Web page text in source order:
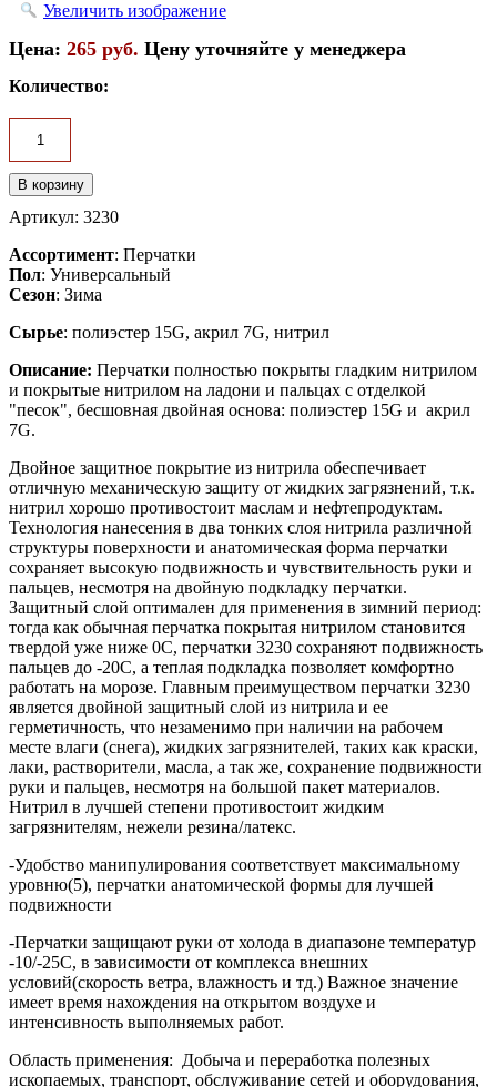
Увеличить изображение
Цена: 265 руб. Цену уточняйте у менеджера
Количество:
Артикул: 3230
Ассортимент: Перчатки
Пол: Универсальный
Сезон: Зима
Сырье: полиэстер 15G, акрил 7G, нитрил
Описание: Перчатки полностью покрыты гладким нитрилом
и покрытые нитрилом на ладони и пальцах с отделкой
"песок", бесшовная двойная основа: полиэстер 15G и акрил
7G.
Двойное защитное покрытие из нитрила обеспечивает
отличную механическую защиту от жидких загрязнений, т.к.
нитрил хорошо противостоит маслам и нефтепродуктам.
Технология нанесения в два тонких слоя нитрила различной
структуры поверхности и анатомическая форма перчатки
сохраняет высокую подвижность и чувствительность руки и
пальцев, несмотря на двойную подкладку перчатки.
Защитный слой оптимален для применения в зимний период:
тогда как обычная перчатка покрытая нитрилом становится
твердой уже ниже 0С, перчатки 3230 сохраняют подвижность
пальцев до -20С, а теплая подкладка позволяет комфортно
работать на морозе. Главным преимуществом перчатки 3230
является двойной защитный слой из нитрила и ее
герметичность, что незаменимо при наличии на рабочем
месте влаги (снега), жидких загрязнителей, таких как краски,
лаки, растворители, масла, а так же, сохранение подвижности
руки и пальцев, несмотря на большой пакет материалов.
Нитрил в лучшей степени противостоит жидким
загрязнителям, нежели резина/латекс.
-Удобство манипулирования соответствует максимальному
уровню(5), перчатки анатомической формы для лучшей
подвижности
-Перчатки защищают руки от холода в диапазоне температур
-10/-25С, в зависимости от комплекса внешних
условий(скорость ветра, влажность и тд.) Важное значение
имеет время нахождения на открытом воздухе и
интенсивность выполняемых работ.
Область применения: Добыча и переработка полезных
ископаемых, транспорт, обслуживание сетей и оборудования,